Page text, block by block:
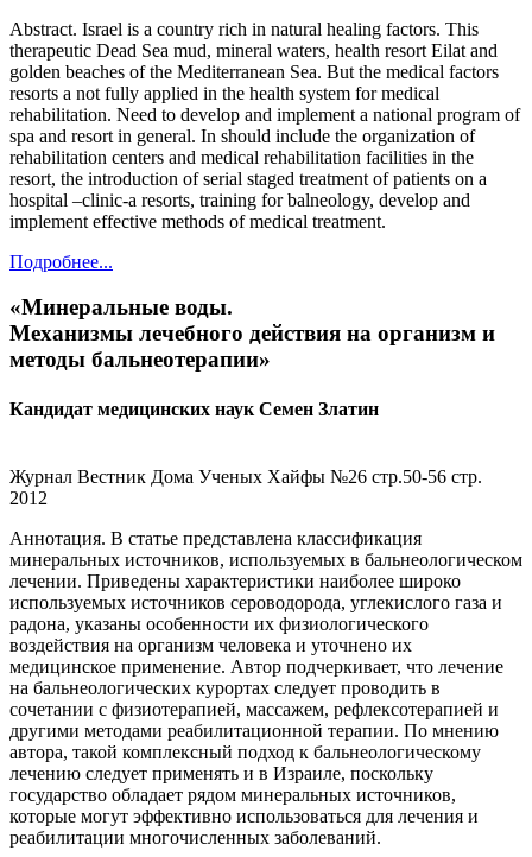
Abstract. Israel is a country rich in natural healing factors. This
therapeutic Dead Sea mud, mineral waters, health resort Eilat and
golden beaches of the Mediterranean Sea. But the medical factors
resorts a not fully applied in the health system for medical
rehabilitation. Need to develop and implement a national program of
spa and resort in general. In should include the organization of
rehabilitation centers and medical rehabilitation facilities in the
resort, the introduction of serial staged treatment of patients on a
hospital –clinic-a resorts, training for balneology, develop and
implement effective methods of medical treatment.
Подробнее...
«Минеральные воды.
Механизмы лечебного действия на организм и
методы бальнеотерапии»
Кандидат медицинских наук Семен Златин
Журнал Вестник Дома Ученых Хайфы №26 стр.50-56 стр.
2012
Аннотация. В статье представлена ​​классификация
минеральных источников, используемых в бальнеологическом
лечении. Приведены характеристики наиболее широко
используемых источников сероводорода, углекислого газа и
радона, указаны особенности их физиологического
воздействия на организм человека и уточнено их
медицинское применение. Автор подчеркивает, что лечение
на бальнеологических курортах следует проводить в
сочетании с физиотерапией, массажем, рефлексотерапией и
другими методами реабилитационной терапии. По мнению
автора, такой комплексный подход к бальнеологическому
лечению следует применять и в Израиле, поскольку
государство обладает рядом минеральных источников,
которые могут эффективно использоваться для лечения и
реабилитации многочисленных заболеваний.